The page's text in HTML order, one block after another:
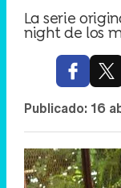
La serie
night de los
Publicado: 16